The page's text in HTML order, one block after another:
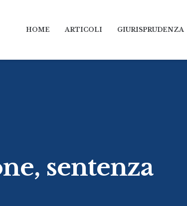
HOME ARTICOLI GIURISPRUDENZA
sentenza